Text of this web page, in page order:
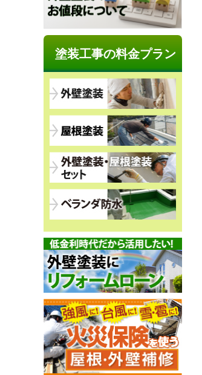
塗装工事の料金プラン